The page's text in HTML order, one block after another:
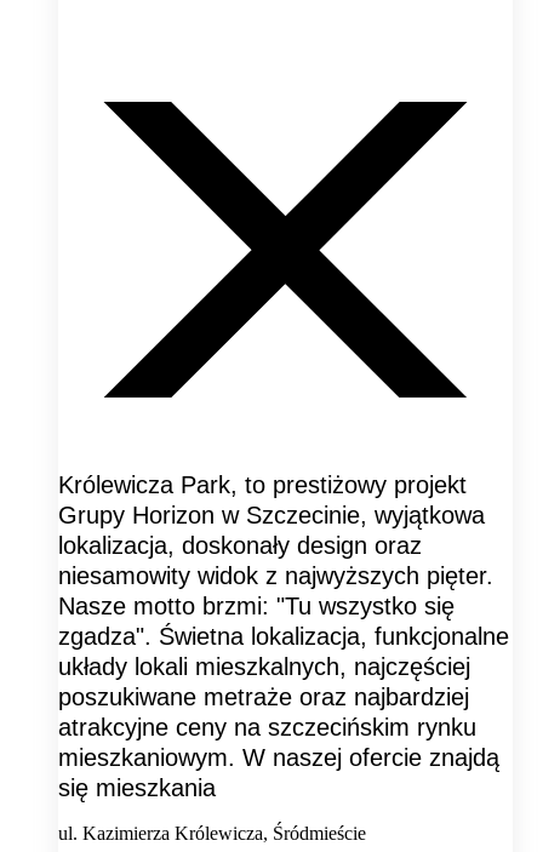
Królewicza Park, to prestiżowy projekt
Grupy Horizon w Szczecinie, wyjątkowa
lokalizacja, doskonały design oraz
niesamowity widok z najwyższych pięter.
Nasze motto brzmi: "Tu wszystko się
zgadza". Świetna lokalizacja, funkcjonalne
układy lokali mieszkalnych, najczęściej
poszukiwane metraże oraz najbardziej
atrakcyjne ceny na szczecińskim rynku
mieszkaniowym. W naszej ofercie znajdą
się mieszkania
ul. Kazimierza Królewicza, Śródmieście